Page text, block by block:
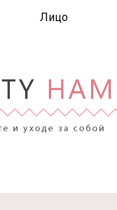
Лицо